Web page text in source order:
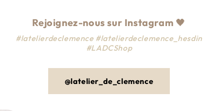
Rejoignez-nous sur Instagram 🖤
#latelierdeclemence #latelierdeclemence_hesdin
#LADCShop
@latelier_de_clemence